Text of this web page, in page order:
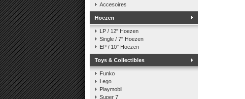
Accesoires
Hoezen
LP / 12" Hoezen
Single / 7" Hoezen
EP / 10" Hoezen
Toys & Collectibles
Funko
Lego
Playmobil
Super 7